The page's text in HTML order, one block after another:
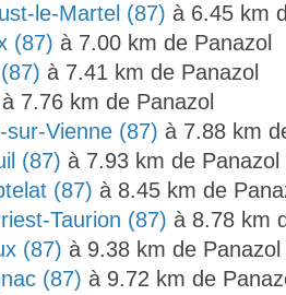
le-Martel (87) à 6.45 km
(87) à 7.00 km de Panazol
à 7.41 km de Panazol
à 7.76 km de Panazol
sur-Vienne (87) à 7.88 km
(87) à 7.93 km de Panazol
(87) à 8.45 km de
Taurion (87) à 8.78 km
(87) à 9.38 km de Panazol
(87) à 9.72 km de